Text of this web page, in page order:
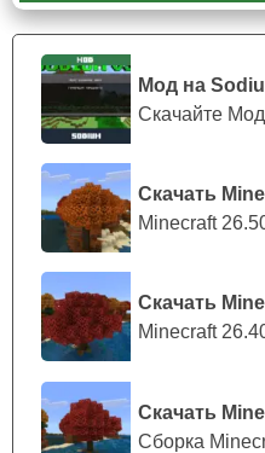
Мод на
Скачать
Minecraft
Скачать
Minecraft
Скачать
Сборка
Для того чтобы одолеть
Майнкрафт 1.21.30.22 не
оружием. Авторы игры
экспериментов фанатам
при помощи склянки и
герой вполне может стать
которая не оставит
регенерацию. Тотемы
Создание требует